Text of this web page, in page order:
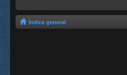
Índice general